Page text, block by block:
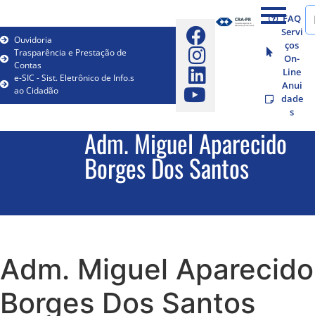
Ouvidoria
Trasparência e Prestação de
Contas
e-SIC - Sist. Eletrônico de Info.s
ao Cidadão
FAQ
Servi
ços
On-
Line
Anui
dade
s
Adm. Miguel Aparecido
Borges Dos Santos
Adm. Miguel Aparecido
Borges Dos Santos